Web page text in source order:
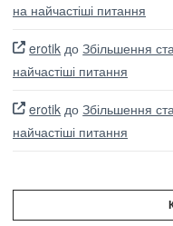
на найчастіші питання
erotik доЗбільшення
найчастіші питання
erotik доЗбільшення
найчастіші питання